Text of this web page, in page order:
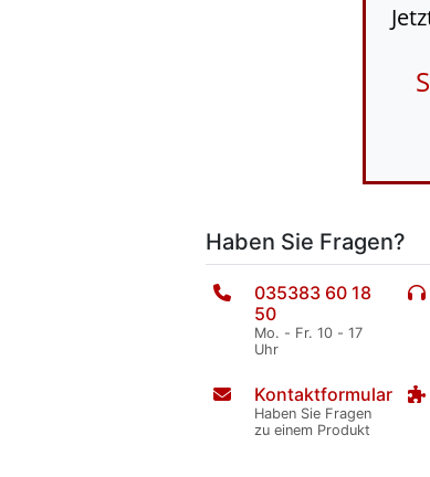
Haben Sie Fragen?
035383 60 18
50
Mo. - Fr. 10 - 17
Uhr
Kontaktformular
Haben Sie Fragen
zu einem Produkt